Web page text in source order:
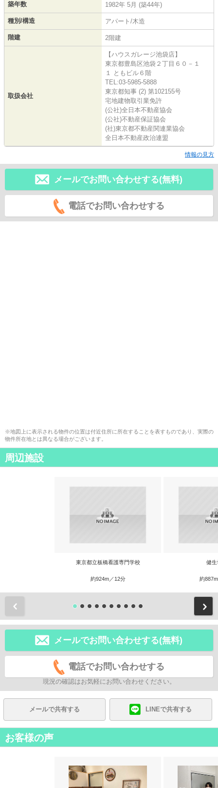
築年数 1982年 5月 (築44年)
種別/構造 アパート/木造
階建 2階建
取扱会社
【ハウスガレージ池袋店】
東京都豊島区池袋２丁目６０－１
１ ともビル６階
TEL:03-5985-5888
東京都知事 (2) 第102155号
宅地建物取引業免許
(公社)全日本不動産協会
(公社)不動産保証協会
(社)東京都不動産関連業協会
全日本不動産政治連盟
情報の見方
メールでお問い合わせする(無料)
電話でお問い合わせする
※地図上に表示される物件の位置は付近住所に所在することを表すものであり、実際の
物件所在地とは異なる場合がございます。
周辺施設
東京都立板橋看護専門学校
約924m／12分
健生
約
メールでお問い合わせする(無料)
電話でお問い合わせする
現況の確認はお気軽にお問い合わせください。
メールで共有する LINEで共有する
お客様の声